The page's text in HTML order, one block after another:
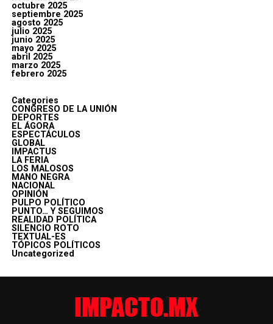
octubre 2025
septiembre 2025
agosto 2025
julio 2025
junio 2025
mayo 2025
abril 2025
marzo 2025
febrero 2025
Categories
CONGRESO DE LA UNIÓN
DEPORTES
EL ÁGORA
ESPECTÁCULOS
GLOBAL
IMPACTUS
LA FERIA
LOS MALOSOS
MANO NEGRA
NACIONAL
OPINIÓN
PULPO POLÍTICO
PUNTO… Y SEGUIMOS
REALIDAD POLÍTICA
SILENCIO ROTO
TEXTUAL-ES
TÓPICOS POLÍTICOS
Uncategorized